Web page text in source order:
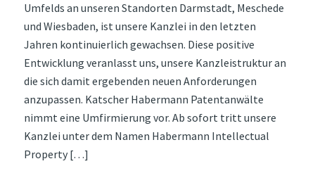
Umfelds an unseren Standorten Darmstadt, Meschede
und Wiesbaden, ist unsere Kanzlei in den letzten
Jahren kontinuierlich gewachsen. Diese positive
Entwicklung veranlasst uns, unsere Kanzleistruktur an
die sich damit ergebenden neuen Anforderungen
anzupassen. Katscher Habermann Patentanwälte
nimmt eine Umfirmierung vor. Ab sofort tritt unsere
Kanzlei unter dem Namen Habermann Intellectual
Property […]